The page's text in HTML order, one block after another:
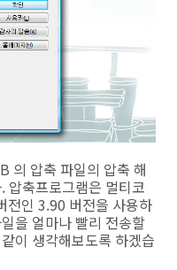
의 압축 파일의 압축 해
압축프로그램은 멀티코
전인 3.90 버전을 사용하
을 얼마나 빨리 전송할
이 생각해보도록 하겠습